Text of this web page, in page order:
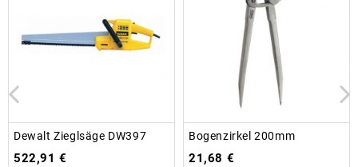
Dewalt Zieglsäge DW397
522,91€
Bogenzirkel 200mm
21,68 €